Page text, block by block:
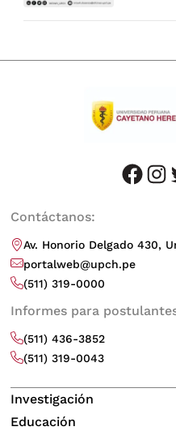
facebook instagram twitter
Contáctanos:
Av. Honorio Delgado 430,
portalweb@upch.pe
(511) 319-0000
Informes para
(511) 436-3852
(511) 319-0043
Investigación
Educación